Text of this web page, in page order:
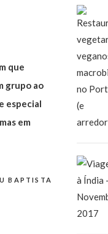
que
grupo ao
especial
em
BAPTISTA